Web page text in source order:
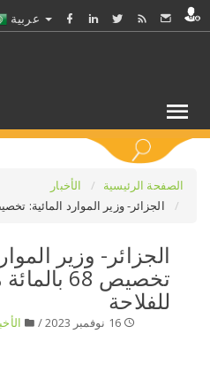
الصفحة الرئيسية
الأخبار
الجزائر- وزير الموارد المائية: تخصيص 68 بالمائة من المياه
الجزائر- وزير
تخصيص 68
للفلاحة
16 نوفمبر 2023 /